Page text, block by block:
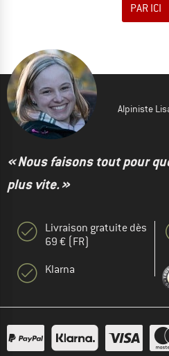
PAR ICI
Alpiniste
« Nous faisons tout pour
plus vite. »
Livraison gratuite dès
69 € (FR)
Klarna